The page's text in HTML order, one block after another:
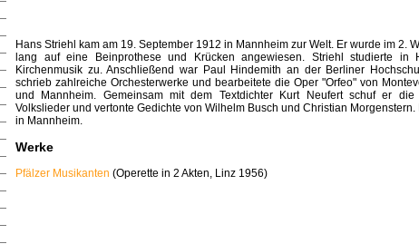
Hans Striehl kam am 19. September 1912 in Mannheim zur Welt. Er wurde im 2.
lang auf eine Beinprothese und Krücken angewiesen. Striehl studierte
Kirchenmusik zu. Anschließend war Paul Hindemith an der Berliner
schrieb zahlreiche Orchesterwerke und bearbeitete die Oper "Orfeo" von
und Mannheim. Gemeinsam mit dem Textdichter Kurt Neufert schuf er die
Volkslieder und vertonte Gedichte von Wilhelm Busch und Christian
in Mannheim.
Werke
Pfälzer Musikanten (Operette in 2 Akten, Linz 1956)